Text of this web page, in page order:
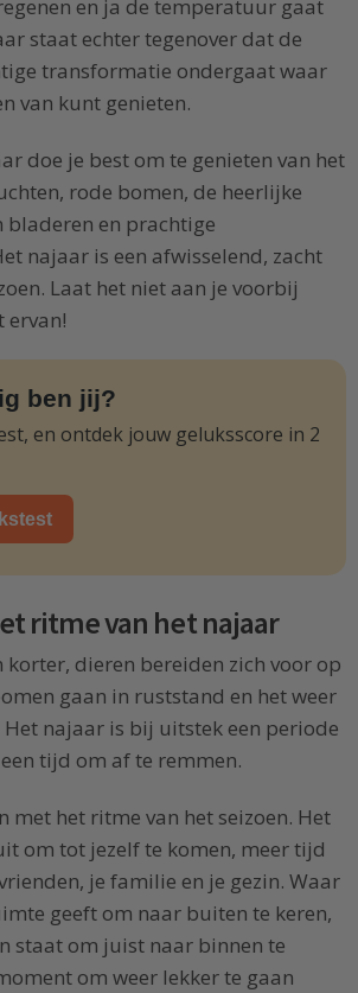
en ja de temperatuur gaat
staat echter tegenover dat de
transformatie ondergaat waar
van kunt genieten.
doe je best om te genieten van het
rode bomen, de heerlijke
bladeren en prachtige
najaar is een afwisselend, zacht
Laat het niet aan je voorbij
ervan!
ben jij?
en ontdek jouw geluksscore in 2
ritme van het najaar
korter, dieren bereiden zich voor op
gaan in ruststand en het weer
najaar is bij uitstek een periode
tijd om af te remmen.
met het ritme van het seizoen. Het
om tot jezelf te komen, meer tijd
je familie en je gezin. Waar
geeft om naar buiten te keren,
staat om juist naar binnen te
om weer lekker te gaan